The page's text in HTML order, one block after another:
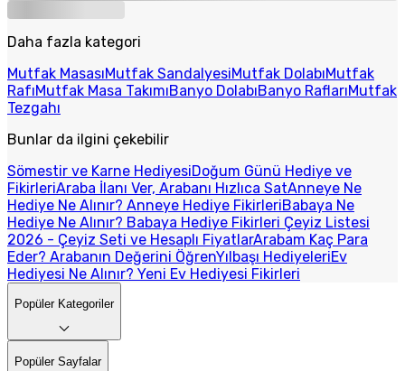
Daha fazla kategori
Mutfak MasasıMutfak SandalyesiMutfak DolabıMutfak
RafıMutfak Masa TakımıBanyo DolabıBanyo RaflarıMutfak
Tezgahı
Bunlar da ilgini çekebilir
Sömestir ve Karne HediyesiDoğum Günü Hediye ve
FikirleriAraba İlanı Ver, Arabanı Hızlıca SatAnneye Ne
Hediye Ne Alınır? Anneye Hediye FikirleriBabaya Ne
Hediye Ne Alınır? Babaya Hediye Fikirleri Çeyiz Listesi
2026 - Çeyiz Seti ve Hesaplı FiyatlarArabam Kaç Para
Eder? Arabanın Değerini ÖğrenYılbaşı HediyeleriEv
Hediyesi Ne Alınır? Yeni Ev Hediyesi Fikirleri
Popüler Kategoriler
Popüler Sayfalar